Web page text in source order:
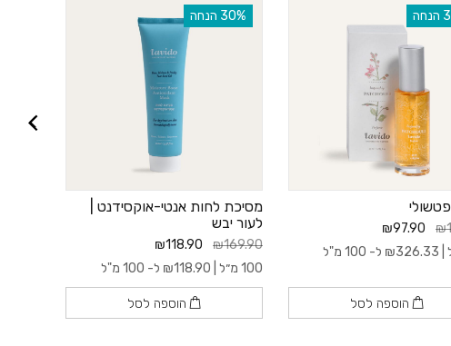
₪97.90
₪326.33 ל- 100 מ"ל
הוספה לסל
‫30% הנחה
מסיכת לחות אנטי-אוקסידנט |
לעור יבש
₪169.90
₪118.90
100 מ״ל |
₪118.90 ל- 100 מ"ל
הוספה לסל